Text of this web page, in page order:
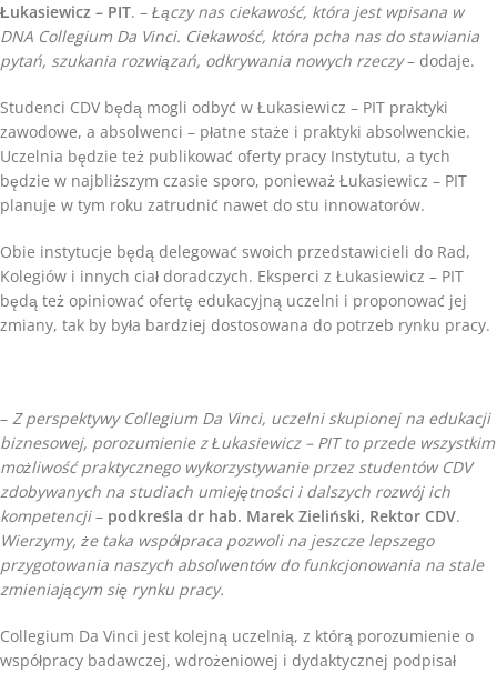
Łukasiewicz – PIT. – Łączy nas ciekawość, która jest wpisana w
DNA Collegium Da Vinci. Ciekawość, która pcha nas do stawiania
pytań, szukania rozwiązań, odkrywania nowych rzeczy– dodaje.
Studenci CDV będą mogli odbyć w Łukasiewicz – PIT praktyki
zawodowe, a absolwenci – płatne staże i praktyki absolwenckie.
Uczelnia będzie też publikować oferty pracy Instytutu, a tych
będzie w najbliższym czasie sporo, ponieważ Łukasiewicz – PIT
planuje w tym roku zatrudnić nawet do stu innowatorów.
Obie instytucje będą delegować swoich przedstawicieli do Rad,
Kolegiów i innych ciał doradczych. Eksperci z Łukasiewicz – PIT
będą też opiniować ofertę edukacyjną uczelni i proponować jej
zmiany, tak by była bardziej dostosowana do potrzeb rynku pracy.
– Z perspektywy Collegium Da Vinci, uczelni skupionej na edukacji
biznesowej, porozumienie z Łukasiewicz – PIT to przede wszystkim
możliwość praktycznego wykorzystywanie przez studentów CDV
zdobywanych na studiach umiejętności i dalszych rozwój ich
kompetencji– podkreśla dr hab. Marek Zieliński, Rektor CDV.
Wierzymy, że taka współpraca pozwoli na jeszcze lepszego
przygotowania naszych absolwentów do funkcjonowania na stale
zmieniającym się rynku pracy.
Collegium Da Vinci jest kolejną uczelnią, z którą porozumienie o
współpracy badawczej, wdrożeniowej i dydaktycznej podpisał